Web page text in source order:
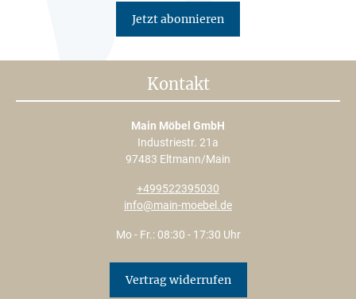
Jetzt abonnieren
Kontakt
Main Möbel GmbH
Industriestr. 21a
97483 Eltmann/Main
+499522395030
info@main-moebel.de
Mo - Fr.: 08:30 - 17:30 Uhr
Vertrag widerrufen